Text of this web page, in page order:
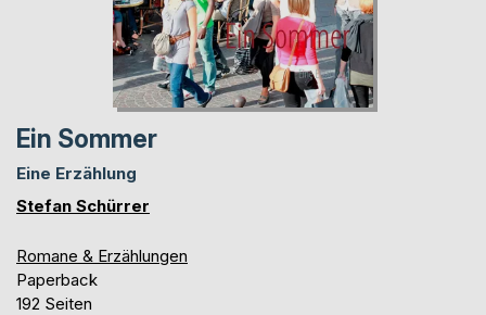
Ein Sommer
Eine Erzählung
Stefan Schürrer
Romane & Erzählungen
Paperback
192 Seiten